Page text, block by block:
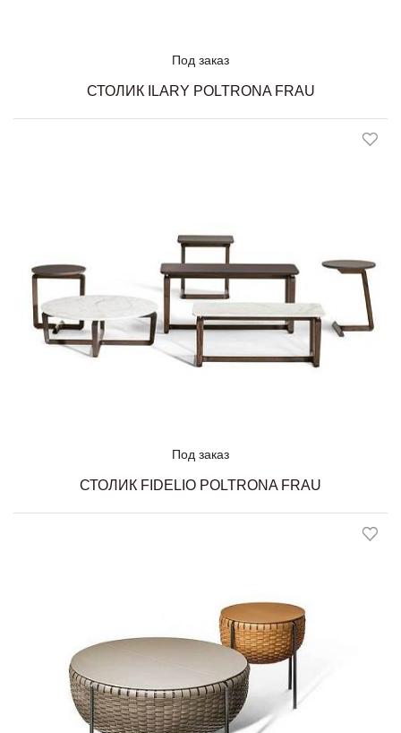
Под заказ
СТОЛИК ILARY POLTRONA FRAU
Под заказ
СТОЛИК FIDELIO POLTRONA FRAU